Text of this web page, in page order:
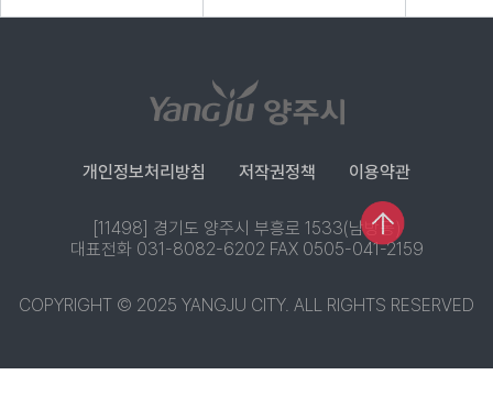
개인정보처리방침 저작권정책 이용약관
[11498] 경기도 양주시 부흥로 1533(남방동)
대표전화 031-8082-6202 FAX 0505-041-2159
COPYRIGHT © 2025 YANGJU CITY. ALL RIGHTS RESERVED